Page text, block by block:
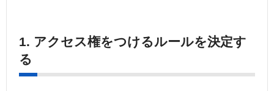
1. アクセス権をつけるルールを決定す
る